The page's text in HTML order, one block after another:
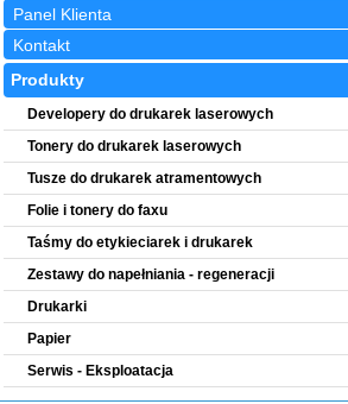
Panel Klienta
Kontakt
Produkty
Developery do drukarek laserowych
Tonery do drukarek laserowych
Tusze do drukarek atramentowych
Folie i tonery do faxu
Taśmy do etykieciarek i drukarek
Zestawy do napełniania - regeneracji
Drukarki
Papier
Serwis - Eksploatacja